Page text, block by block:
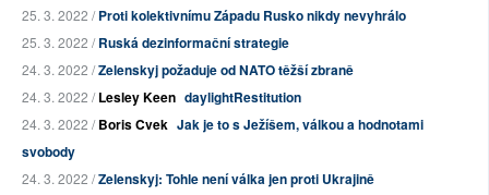
25. 3. 2022 /Proti kolektivnímu Západu Rusko nikdy nevyhrálo
25. 3. 2022 /Ruská dezinformační strategie
24. 3. 2022 /Zelenskyj požaduje od NATO těžší zbraně
24. 3. 2022 /Lesley Keen daylightRestitution
24. 3. 2022 /Boris Cvek Jak je to s Ježíšem, válkou a hodnotami
svobody
24. 3. 2022 /Zelenskyj: Tohle není válka jen proti Ukrajině